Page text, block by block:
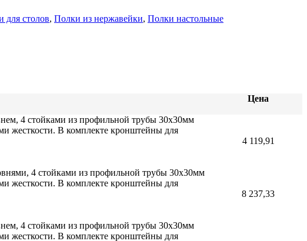
для столов, Полки из нержавейки, Полки настольные
Цена
4 стойками из профильной трубы 30х30мм
жесткости. В комплекте кронштейны для
4 119,91
4 стойками из профильной трубы 30х30мм
жесткости. В комплекте кронштейны для
8 237,33
4 стойками из профильной трубы 30х30мм
жесткости. В комплекте кронштейны для